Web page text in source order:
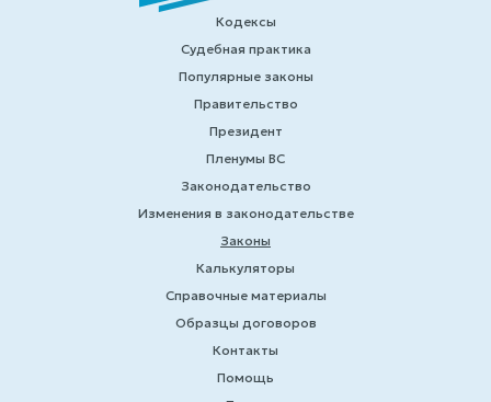
Кодексы
Судебная практика
Популярные законы
Правительство
Президент
Пленумы ВС
Законодательство
Изменения в законодательстве
Законы
Калькуляторы
Справочные материалы
Образцы договоров
Контакты
Помощь